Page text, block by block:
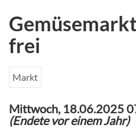
Gemüsemarkt
frei
Markt
Mittwoch, 18.06.2025
(Endete vor einem Jahr)